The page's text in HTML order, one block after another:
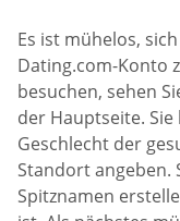
Es ist mühelos,
Dating.com-Konto
besuchen, sehen
der Hauptseite.
Geschlecht der
Standort angeben.
Spitznamen